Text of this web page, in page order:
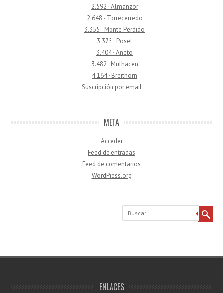
2.592 · Almanzor
2.648 · Torrecerredo
3.355 · Monte Perdido
3.375 · Poset
3.404 · Aneto
3.482 · Mulhacen
4.164 · Breithorn
Suscripción por email
META
Acceder
Feed de entradas
Feed de comentarios
WordPress.org
Buscar
ENLACES